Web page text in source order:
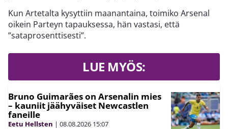
Kun Artetalta kysyttiin maanantaina, toimiko Arsenal
oikein Parteyn tapauksessa, hän vastasi, että
”sataprosenttisesti”.
LUE MYÖS:
Bruno Guimarães on Arsenalin mies
– kauniit jäähyväiset Newcastlen
faneille
Eetu Hellsten | 08.08.2026 15:07